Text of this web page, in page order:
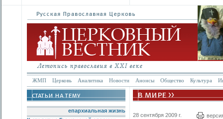
ЖМП Церковь Аналитика Новости Анонсы Общество Культура
епархиальная жизнь
28 сентября 2009 г.